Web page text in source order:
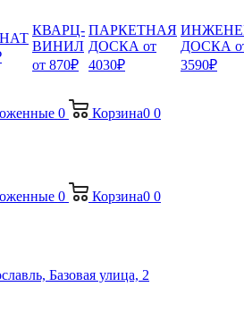
КВАРЦ-
ВИНИЛ
от 870₽
ПАРКЕТНАЯ
ДОСКА от
4030₽
ДОСКА
3590₽
0 Корзина0 0
0 Корзина0 0
Базовая улица, 2